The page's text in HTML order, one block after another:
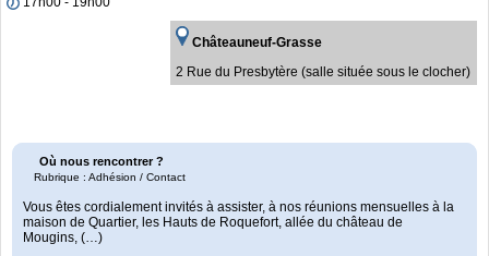
Châteauneuf-Grasse
2 Rue du Presbytère (salle située sous le clocher)
Où nous rencontrer ?
Rubrique : Adhésion / Contact
Vous êtes cordialement invités à assister, à nos réunions mensuelles à la
maison de Quartier, les Hauts de Roquefort, allée du château de
Mougins, (…)